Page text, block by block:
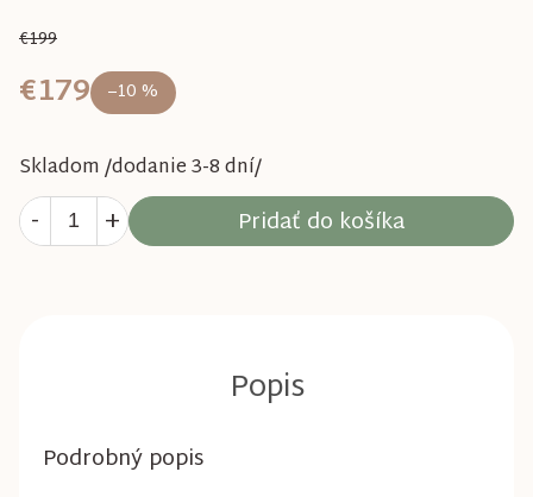
€199
–10 %
€179
Skladom /dodanie 3-8 dní/
Pridať do košíka
Podrobný popis